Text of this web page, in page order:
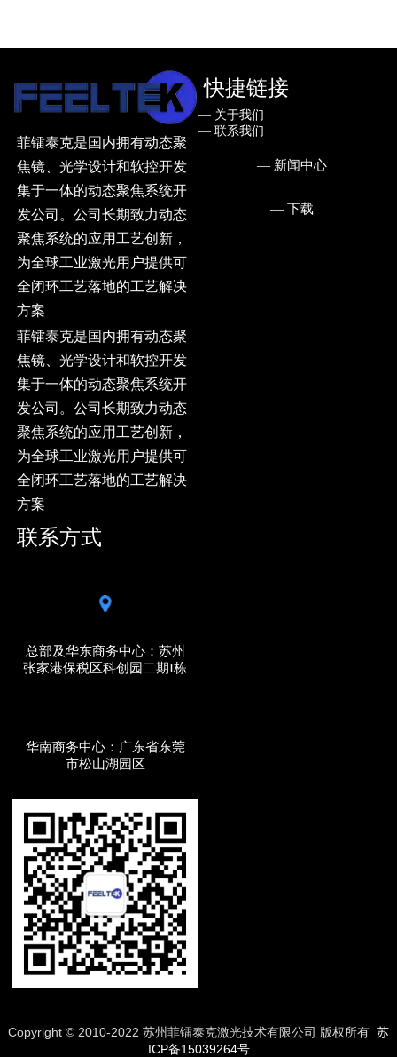
菲镭泰克是国内拥有动态聚
焦镜、光学设计和软控开发
集于一体的动态聚焦系统开
发公司。公司长期致力动态
聚焦系统的应用工艺创新，
为全球工业激光用户提供可
全闭环工艺落地的工艺解决
方案
菲镭泰克是国内拥有动态聚
焦镜、光学设计和软控开发
集于一体的动态聚焦系统开
发公司。公司长期致力动态
聚焦系统的应用工艺创新，
为全球工业激光用户提供可
全闭环工艺落地的工艺解决
方案
快捷链接
— ㅤ关于我们
— ㅤ联系我们
— ㅤ新闻中心
— ㅤ下载
联系方式
总部及华东商务中心：苏州
张家港保税区科创园二期I栋
华南商务中心：广东省东莞
市松山湖园区
Copyright © 2010-2022 苏州菲镭泰克激光技术有限公司 版权所有 苏
ICP备15039264号